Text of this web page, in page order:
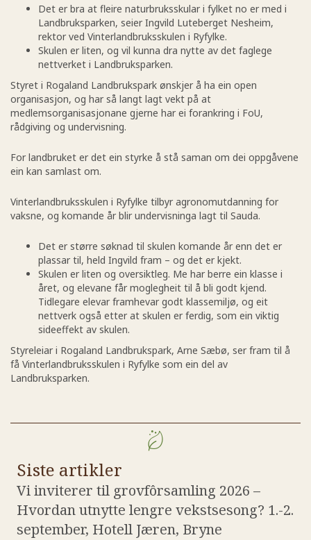
Det er bra at fleire naturbruksskular i fylket no er med i
Landbruksparken, seier Ingvild Luteberget Nesheim,
rektor ved Vinterlandbruksskulen i Ryfylke.
Skulen er liten, og vil kunna dra nytte av det faglege
nettverket i Landbruksparken.
Styret i Rogaland Landbrukspark ønskjer å ha ein open
organisasjon, og har så langt lagt vekt på at
medlemsorganisasjonane gjerne har ei forankring i FoU,
rådgiving og undervisning.
For landbruket er det ein styrke å stå saman om dei oppgåvene
ein kan samlast om.
Vinterlandbruksskulen i Ryfylke tilbyr agronomutdanning for
vaksne, og komande år blir undervisninga lagt til Sauda.
Det er større søknad til skulen komande år enn det er
plassar til, held Ingvild fram – og det er kjekt.
Skulen er liten og oversiktleg. Me har berre ein klasse i
året, og elevane får moglegheit til å bli godt kjend.
Tidlegare elevar framhevar godt klassemiljø, og eit
nettverk også etter at skulen er ferdig, som ein viktig
sideeffekt av skulen.
Styreleiar i Rogaland Landbrukspark, Arne Sæbø, ser fram til å
få Vinterlandbruksskulen i Ryfylke som ein del av
Landbruksparken.
Nyheter
Siste artikler
Vi inviterer til grovfôrsamling 2026 –
Hvordan utnytte lengre vekstsesong? 1.-2.
september, Hotell Jæren, Bryne